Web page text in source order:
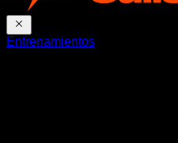
Entrenamientos